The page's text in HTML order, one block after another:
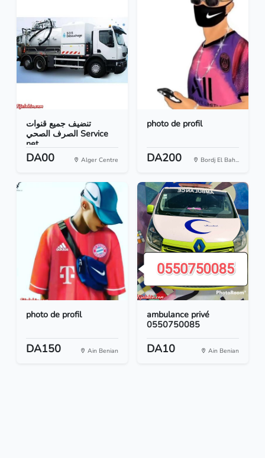
تنضيف جميع قنوات
الصرف الصحي Service
net...
DA00 Alger Centre
photo de profil
DA200 Bordj El Bah...
photo de profil
DA150 Ain Benian
ambulance privé
0550750085
DA10 Ain Benian